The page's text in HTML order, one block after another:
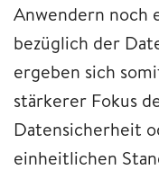
Anwendern noch
bezüglich der
ergeben sich
stärkerer Fokus
Datensicherheit
einheitlichen